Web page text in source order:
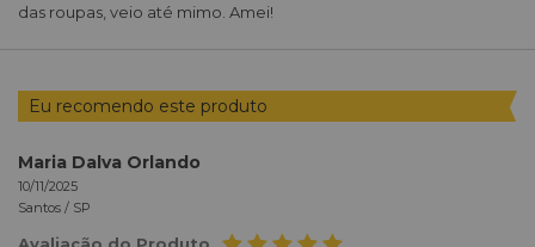
das roupas, veio até mimo. Amei!
Eu recomendo este produto
Maria Dalva Orlando
10/11/2025
Santos / SP
Avaliação do Produto